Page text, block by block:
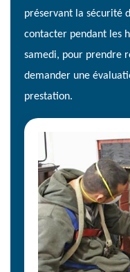
préservant la sécurité
contacter pendant les
samedi, pour prendre
demander une
prestation.